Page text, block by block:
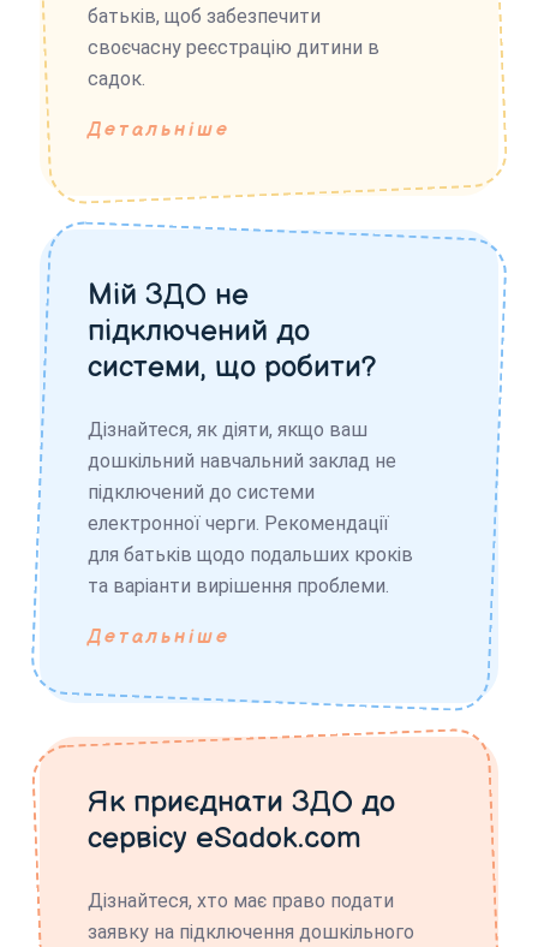
батьків, щоб забезпечити
своєчасну реєстрацію дитини в
садок.
Детальніше
Мій ЗДО не
підключений до
системи, що робити?
Дізнайтеся, як діяти, якщо ваш
дошкільний навчальний заклад не
підключений до системи
електронної черги. Рекомендації
для батьків щодо подальших кроків
та варіанти вирішення проблеми.
Детальніше
Як приєднати ЗДО до
сервісу eSadok.com
Дізнайтеся, хто має право подати
заявку на підключення дошкільного